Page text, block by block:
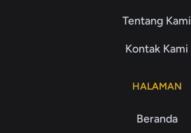
Tentang Kami
Kontak Kami
HALAMAN
Beranda